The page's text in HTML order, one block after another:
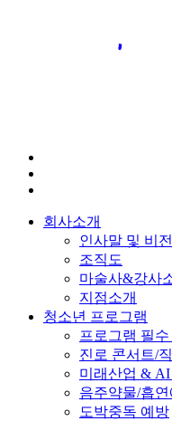
회사소개
인사말 및 비전
조직도
마술사&강사
지점소개
청소년 프로그램
프로그램 필수
진로 콘서트/
미래산업 &
음주약물/흡
도박중독 예방